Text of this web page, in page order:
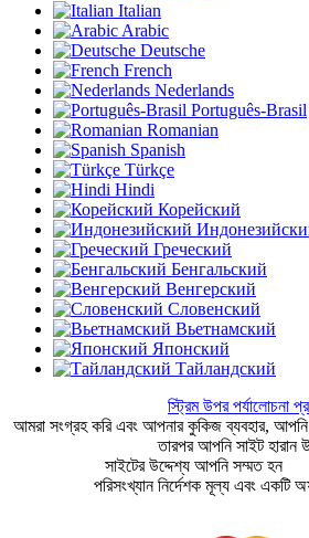
Italian
Arabic
Deutsche
French
Nederlands
Português-Brasil
Romanian
Spanish
Türkçe
Hindi
Корейский
Греческий
Бенгальский
Венгерский
Словенский
Вьетнамский
Японский
Тайландский
স্ট্রিম উপর পর্যালোচনা
আমরা সংগ্রহ করি এবং আপনার কুকিজ ব্যবহার,
তারপর আপনি সাইট হারান
সাইটের উদ্দেশ্য আপনি সম্মত হন
পরিসংখ্যান নির্দেশক মূল্য এবং একটি